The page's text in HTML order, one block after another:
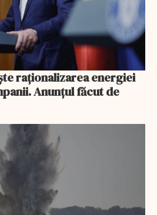
raționalizarea energiei
Anunțul făcut de